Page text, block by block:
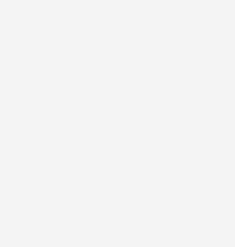
Ленинградской области.